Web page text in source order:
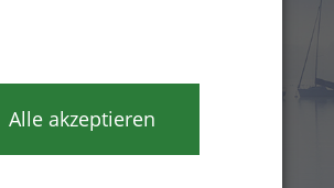
Alle akzeptieren